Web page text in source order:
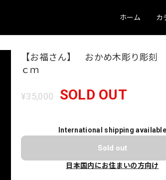
ホーム カ
【お福さん】 おかめ木彫り彫刻
ｃｍ
¥35,000 SOLD OUT
International shipping
Sold out
日本国内にお住まいの方向け